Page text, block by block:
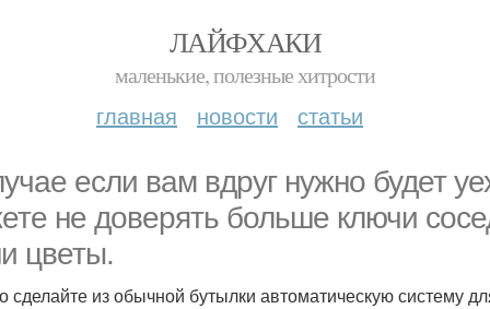
ЛАЙФХАКИ
маленькие, полезные хитрости
главная новости статьи
если вам вдруг нужно будет
не доверять больше ключи
цветы.
сделайте из обычной бутылки автоматическую систему